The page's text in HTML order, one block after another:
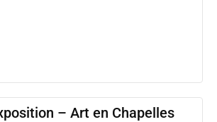
– Art en Chapelles